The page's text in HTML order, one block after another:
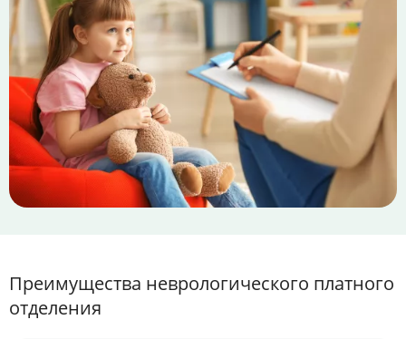
Преимущества неврологического платного
отделения